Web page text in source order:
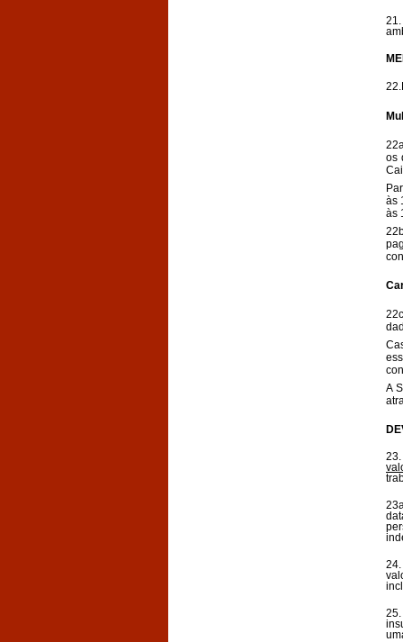
os
às
às
A